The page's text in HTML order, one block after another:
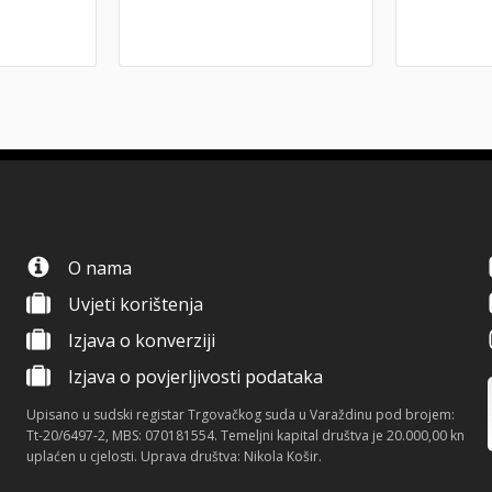
O nama
Uvjeti korištenja
Izjava o konverziji
Izjava o povjerljivosti podataka
Upisano u sudski registar Trgovačkog suda u Varaždinu pod brojem:
Tt-20/6497-2, MBS: 070181554. Temeljni kapital društva je 20.000,00 kn
uplaćen u cjelosti. Uprava društva: Nikola Košir.